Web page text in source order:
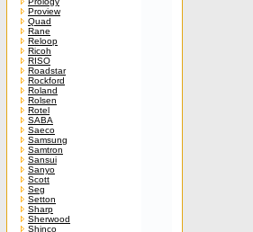
Proview
Quad
Rane
Reloop
Ricoh
RISO
Roadstar
Rockford
Roland
Rolsen
Rotel
SABA
Saeco
Samsung
Samtron
Sansui
Sanyo
Scott
Seg
Setton
Sharp
Sherwood
Shinco